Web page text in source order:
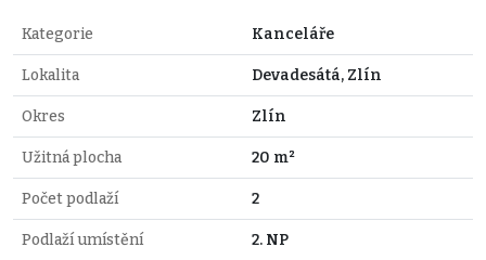
Kategorie Kanceláře
Lokalita Devadesátá, Zlín
Okres Zlín
Užitná plocha 20 m²
Počet podlaží 2
Podlaží umístění 2. NP